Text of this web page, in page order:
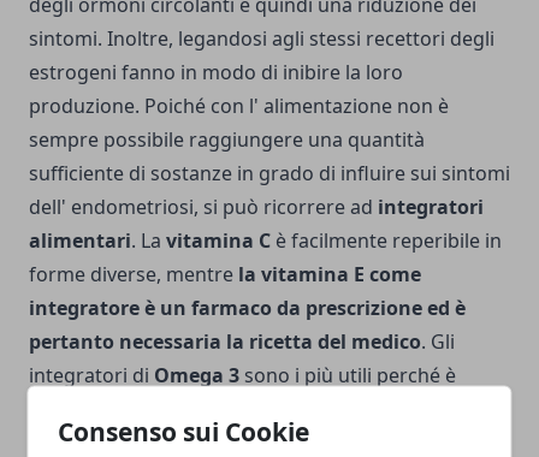
Consenso sui Cookie
sintomi. Inoltre, legandosi agli stessi recettori degli
estrogeni fanno in modo di inibire la loro
produzione. Poiché con l' alimentazione non è
sempre possibile raggiungere una quantità
sufficiente di sostanze in grado di influire sui sintomi
dell' endometriosi, si può ricorrere ad integratori
alimentari. La vitamina C è facilmente reperibile in
forme diverse, mentre la vitamina E come
integratore è un farmaco da prescrizione ed è
pertanto necessaria la ricetta del medico. Gli
integratori di Omega 3 sono i più utili perché è
consigliata di due-tre grammi al giorno.